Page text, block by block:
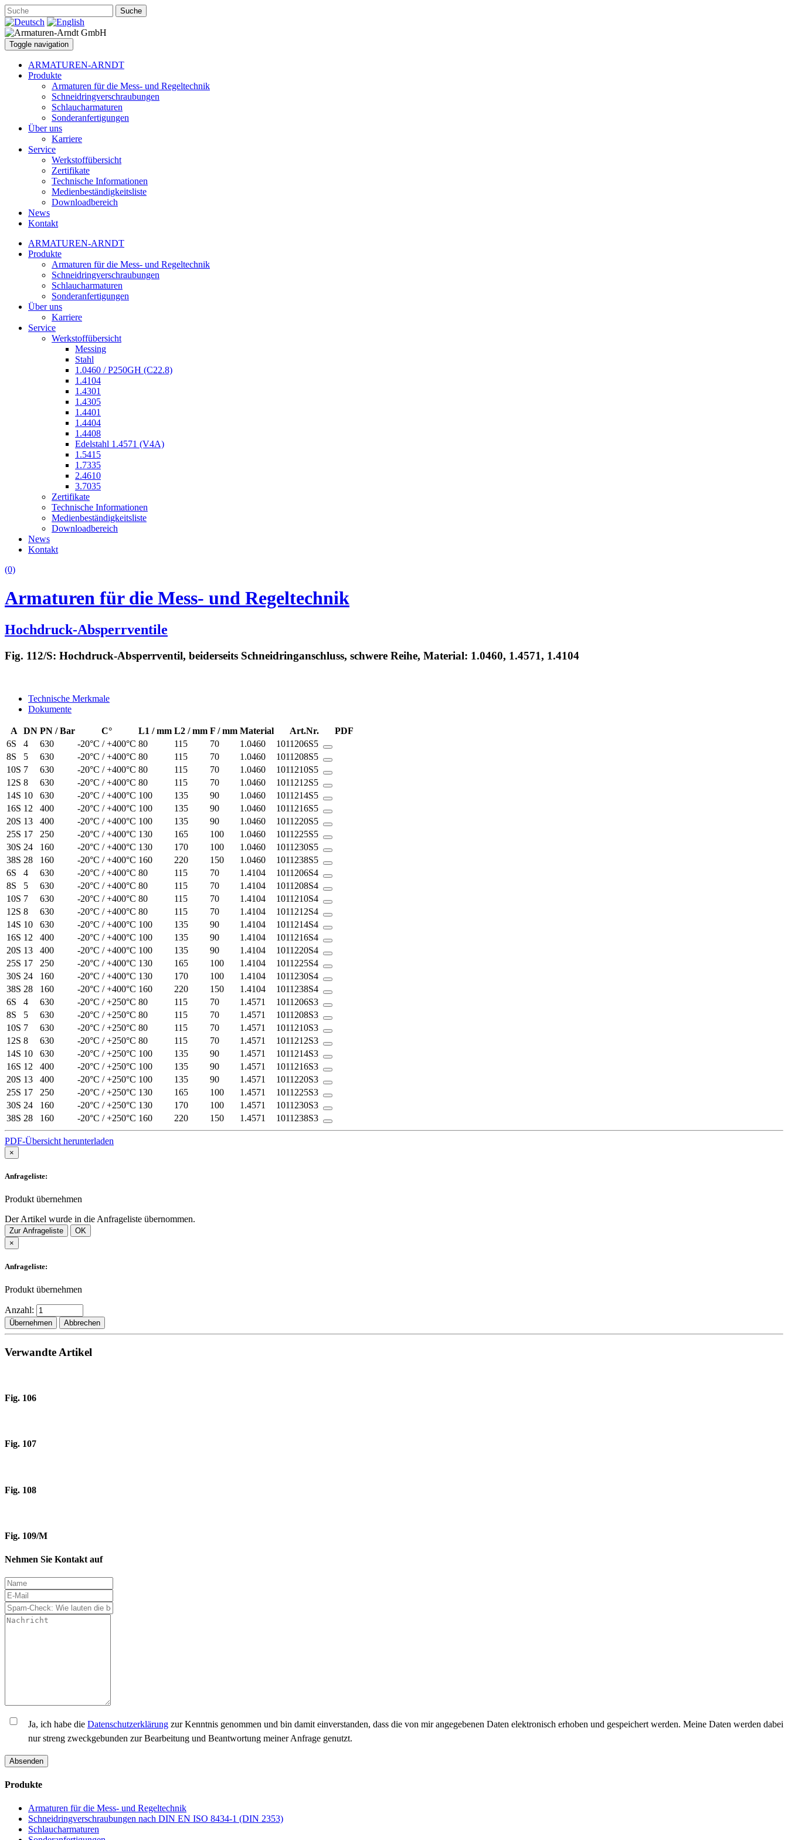
Suche
Toggle navigation
ARMATUREN-ARNDT
Produkte
Armaturen für die Mess- und Regeltechnik
Schneidringverschraubungen
Schlaucharmaturen
Sonderanfertigungen
Über uns
Karriere
Service
Werkstoffübersicht
Zertifikate
Technische Informationen
Medienbeständigkeitsliste
Downloadbereich
News
Kontakt
ARMATUREN-ARNDT
Produkte
Armaturen für die Mess- und Regeltechnik
Schneidringverschraubungen
Schlaucharmaturen
Sonderanfertigungen
Über uns
Karriere
Service
Werkstoffübersicht
Messing
Stahl
1.0460 / P250GH (C22.8)
1.4104
1.4301
1.4305
1.4401
1.4404
1.4408
Edelstahl 1.4571 (V4A)
1.5415
1.7335
2.4610
3.7035
Zertifikate
Technische Informationen
Medienbeständigkeitsliste
Downloadbereich
News
Kontakt
(0)
Armaturen für die Mess- und Regeltechnik
Hochdruck-Absperrventile
Fig. 112/S: Hochdruck-Absperrventil, beiderseits Schneidringanschluss, schwere Reihe, Material: 1.0460, 1.4571, 1.4104
Technische Merkmale
Dokumente
A DN PN / Bar C° L1 / mm L2 / mm F / mm Material Art.Nr.
PDF
6S
4 630 -20°C / +400°C 80 115 70 1.0460
1011206S5
8S
5 630 -20°C / +400°C 80 115 70 1.0460
1011208S5
10S 7 630 -20°C / +400°C 80 115 70 1.0460
1011210S5
12S 8 630 -20°C / +400°C 80 115 70 1.0460
1011212S5
14S 10 630 -20°C / +400°C 100 135 90 1.0460
1011214S5
16S 12 400 -20°C / +400°C 100 135 90 1.0460
1011216S5
20S 13 400 -20°C / +400°C 100 135 90 1.0460
1011220S5
25S 17 250 -20°C / +400°C 130 165 100 1.0460
1011225S5
30S 24 160 -20°C / +400°C 130 170 100 1.0460
1011230S5
38S 28 160 -20°C / +400°C 160 220 150 1.0460
1011238S5
6S
4 630 -20°C / +400°C 80 115 70 1.4104
1011206S4
8S
5 630 -20°C / +400°C 80 115 70 1.4104
1011208S4
10S 7 630 -20°C / +400°C 80 115 70 1.4104
1011210S4
12S 8 630 -20°C / +400°C 80 115 70 1.4104
1011212S4
14S 10 630 -20°C / +400°C 100 135 90 1.4104
1011214S4
16S 12 400 -20°C / +400°C 100 135 90 1.4104
1011216S4
20S 13 400 -20°C / +400°C 100 135 90 1.4104
1011220S4
25S 17 250 -20°C / +400°C 130 165 100 1.4104
1011225S4
30S 24 160 -20°C / +400°C 130 170 100 1.4104
1011230S4
38S 28 160 -20°C / +400°C 160 220 150 1.4104
1011238S4
6S
4 630 -20°C / +250°C 80 115 70 1.4571
1011206S3
8S
5 630 -20°C / +250°C 80 115 70 1.4571
1011208S3
10S 7 630 -20°C / +250°C 80 115 70 1.4571
1011210S3
12S 8 630 -20°C / +250°C 80 115 70 1.4571
1011212S3
14S 10 630 -20°C / +250°C 100 135 90 1.4571
1011214S3
16S 12 400 -20°C / +250°C 100 135 90 1.4571
1011216S3
20S 13 400 -20°C / +250°C 100 135 90 1.4571
1011220S3
25S 17 250 -20°C / +250°C 130 165 100 1.4571
1011225S3
30S 24 160 -20°C / +250°C 130 170 100 1.4571
1011230S3
38S 28 160 -20°C / +250°C 160 220 150 1.4571 1011238S3
PDF-Übersicht herunterladen
×
Anfrageliste:
Produkt übernehmen
Der Artikel wurde in die Anfrageliste übernommen.
Zur Anfrageliste
OK
×
Anfrageliste:
Produkt übernehmen
Anzahl:
Übernehmen Abbrechen
Verwandte Artikel
Fig. 106
Fig. 107
Fig. 108
Fig. 109/M
Nehmen Sie Kontakt auf
Ja, ich habe die Datenschutzerklärung zur Kenntnis genommen und bin damit einverstanden, dass die von mir angegebenen Daten elektronisch erhoben und gespeichert werden. Meine Daten werden dabei
nur streng zweckgebunden zur Bearbeitung und Beantwortung meiner Anfrage genutzt.
Absenden
Produkte
Armaturen für die Mess- und Regeltechnik
Schneidringverschraubungen nach DIN EN ISO 8434-1 (DIN 2353)
Schlaucharmaturen